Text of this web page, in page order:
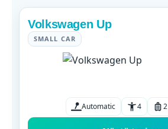
Volkswagen Up
SMALL CAR
Automatic 4 2